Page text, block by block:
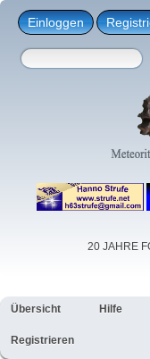
Einloggen
20 JAHRE
Übersicht Hilfe
Registrieren